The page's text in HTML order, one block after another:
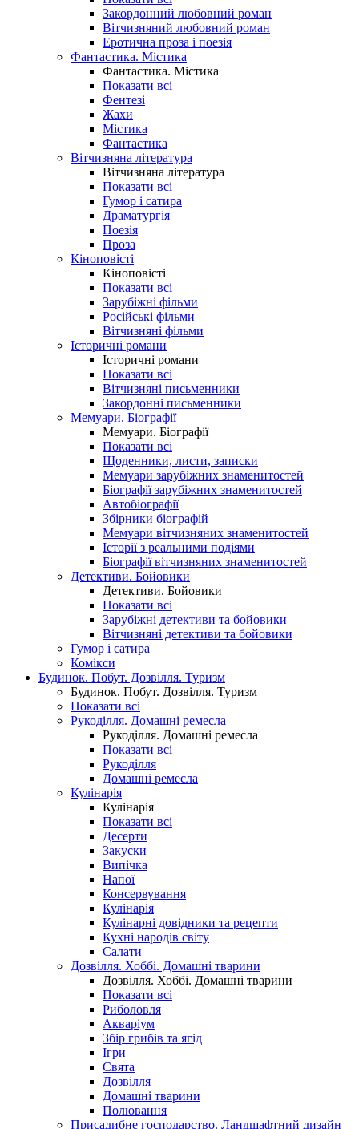
Закордонний любовний роман
Вітчизняний любовний роман
Еротична проза і поезія
Фантастика. Містика
Фантастика. Містика
Показати всі
Фентезі
Жахи
Містика
Фантастика
Вітчизняна література
Вітчизняна література
Показати всі
Гумор і сатира
Драматургія
Поезія
Проза
Кіноповісті
Кіноповісті
Показати всі
Зарубіжні фільми
Російські фільми
Вітчизняні фільми
Історичні романи
Історичні романи
Показати всі
Вітчизняні письменники
Закордонні письменники
Мемуари. Біографії
Мемуари. Біографії
Показати всі
Щоденники, листи, записки
Мемуари зарубіжних знаменитостей
Біографії зарубіжних знаменитостей
Автобіографії
Збірники біографій
Мемуари вітчизняних знаменитостей
Історії з реальними подіями
Біографії вітчизняних знаменитостей
Детективи. Бойовики
Детективи. Бойовики
Показати всі
Зарубіжні детективи та бойовики
Вітчизняні детективи та бойовики
Гумор і сатира
Комікси
Будинок. Побут. Дозвілля. Туризм
Будинок. Побут. Дозвілля. Туризм
Показати всі
Рукоділля. Домашні ремесла
Рукоділля. Домашні ремесла
Показати всі
Рукоділля
Домашні ремесла
Кулінарія
Кулінарія
Показати всі
Десерти
Закуски
Випічка
Напої
Консервування
Кулінарія
Кулінарні довідники та рецепти
Кухні народів світу
Салати
Дозвілля. Хоббі. Домашні тварини
Дозвілля. Хоббі. Домашні тварини
Показати всі
Риболовля
Акваріум
Збір грибів та ягід
Ігри
Свята
Дозвілля
Домашні тварини
Полювання
Присадибне господарство. Ландшафтний дизайн